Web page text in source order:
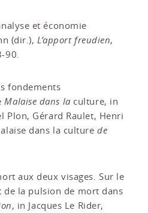
et économie
(dir.),L’apport freudien,
90.
fondements
Malaise dans la culture, in
Plon, Gérard Raulet, Henri
dans la culture de
aux deux visages. Sur le
de la pulsion de mort dans
, in Jacques Le Rider,